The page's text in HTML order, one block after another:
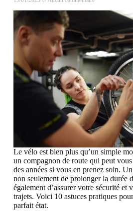
Le vélo est bien plus qu’un simple
un compagnon de route qui peut
des années si vous en prenez soin.
non seulement de prolonger la durée
également d’assurer votre sécurité et
trajets. Voici 10 astuces pratiques
parfait état.